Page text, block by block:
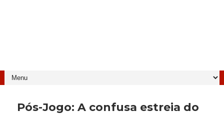
Pós-Jogo: A confusa estreia do